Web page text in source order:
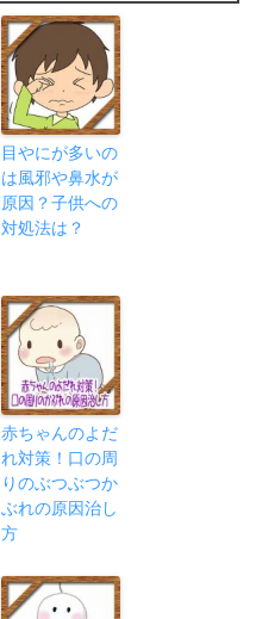
目やにが多いの
は風邪や鼻水が
原因？子供への
対処法は？
赤ちゃんのよだ
れ対策！口の周
りのぶつぶつか
ぶれの原因治し
方